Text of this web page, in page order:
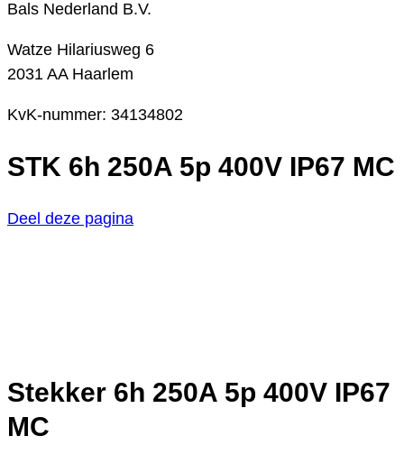
Bals Nederland B.V.
Watze Hilariusweg 6
2031 AA Haarlem
KvK-nummer: 34134802
STK 6h 250A 5p 400V IP67 MC
Deel deze pagina
Stekker 6h 250A 5p 400V IP67
MC